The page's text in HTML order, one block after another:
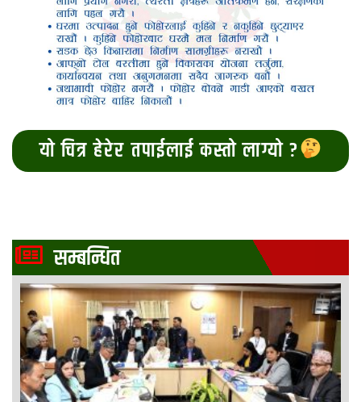
यो चित्र हेरेर तपाईलाई कस्तो लाग्यो ?
सम्बन्धित